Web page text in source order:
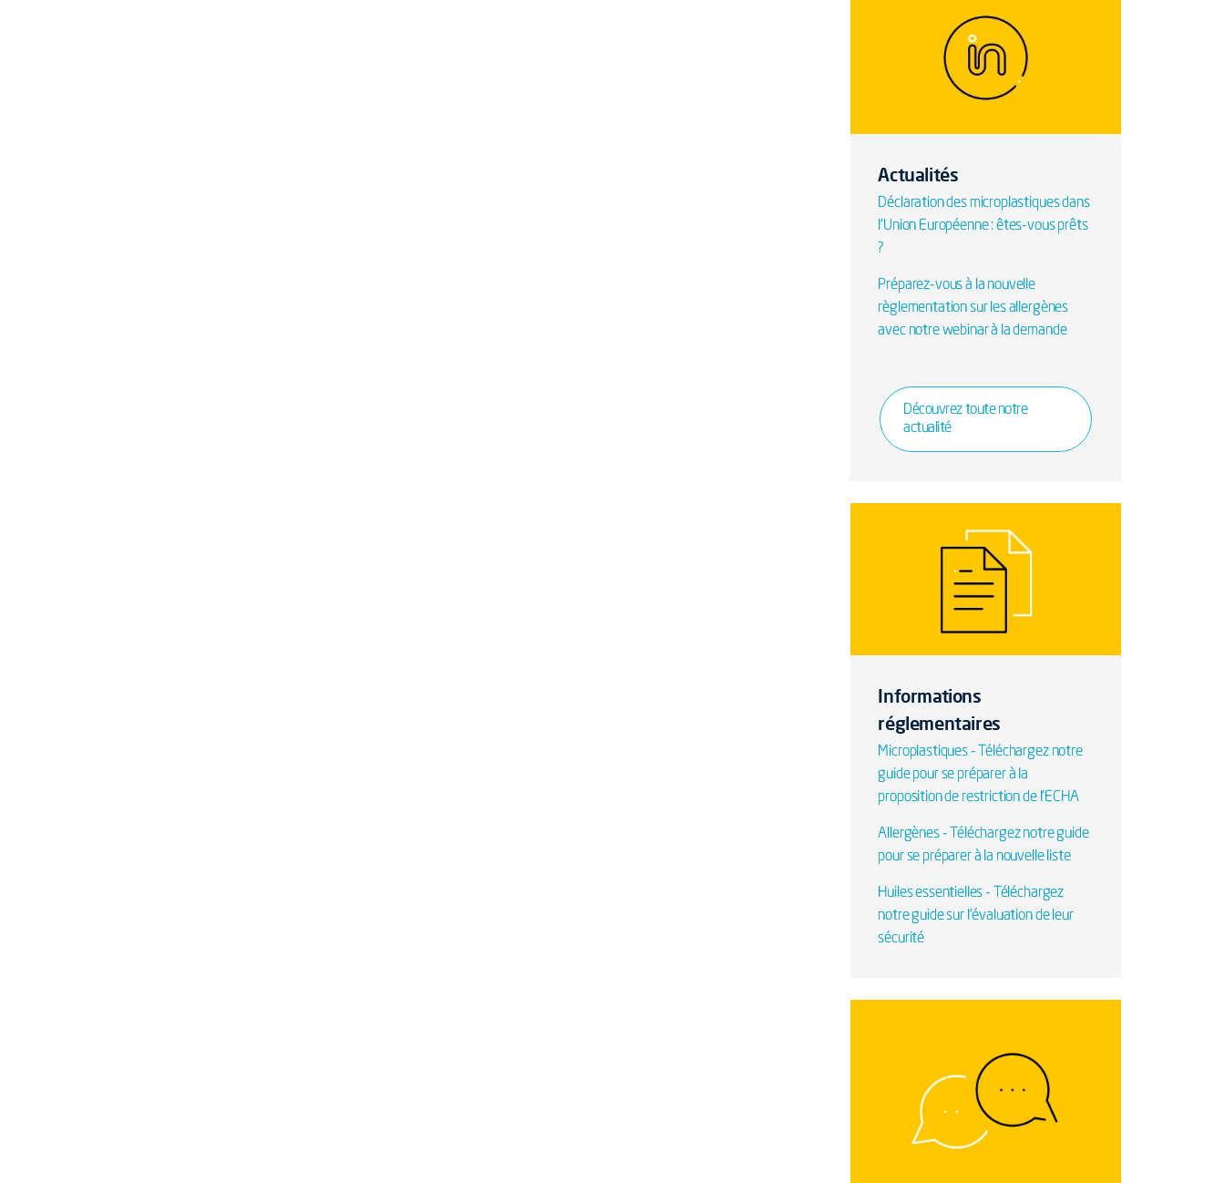
Actualités
Déclaration des microplastiques dans
l'Union Européenne : êtes-vous prêts
?
Préparez-vous à la nouvelle
règlementation sur les allergènes
avec notre webinar à la demande
Découvrez toute notre
actualité
Informations
réglementaires
Microplastiques - Téléchargez notre
guide pour se préparer à la
proposition de restriction de l'ECHA
Allergènes - Téléchargez notre guide
pour se préparer à la nouvelle liste
Huiles essentielles - Téléchargez
notre guide sur l'évaluation de leur
sécurité